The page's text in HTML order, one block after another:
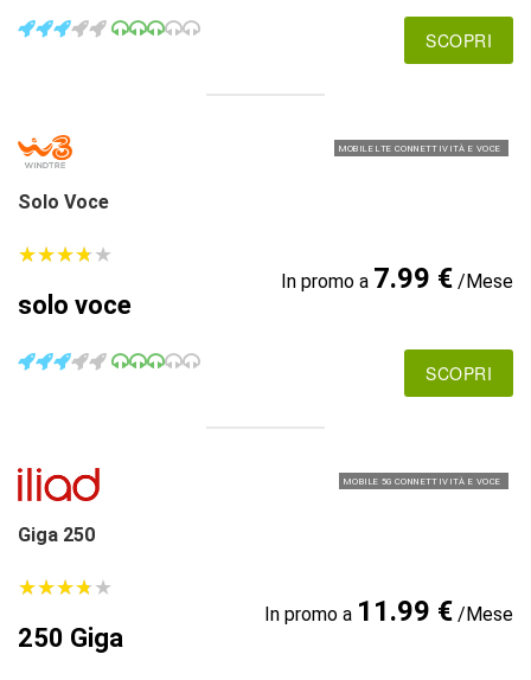
SCOPRI
MOBILE LTE CONNETTIVITÀ E VOCE
Solo Voce
★★★★★
★★★★★
solo voce
In promo a 7.99 €/Mese
SCOPRI
MOBILE 5G CONNETTIVITÀ E VOCE
Giga 250
★★★★★
★★★★★
250 Giga
In promo a 11.99 €/Mese